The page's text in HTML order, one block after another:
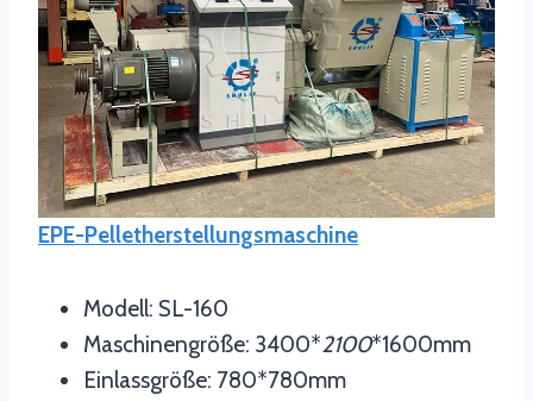
EPE-Pelletherstellungsmaschine
Modell: SL-160
Maschinengröße: 3400*2100*1600mm
Einlassgröße: 780*780mm